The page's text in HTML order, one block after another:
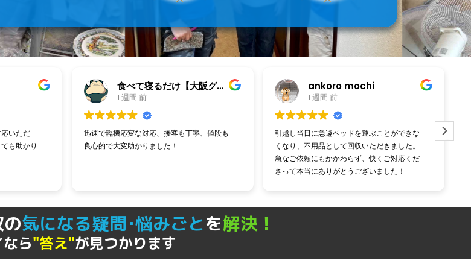
、値段も
ankoro mochi
1 週間 前
引越し当日に急遽ベッドを運ぶことができな
くなり、不用品として回収いただきました。
m
1 週間 前
ベットの解体と回収お願いしました。
他社よりも格段に安く作業も早過ぎる
作業員の方も丁寧、今まで大手にお願いして
いましたがすべてのレベルが勝っていまし
います。
気になる疑問･悩みごとを解決！
ら"答え"が見つかります